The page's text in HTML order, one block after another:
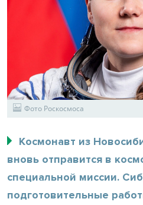
Фото Роскосмоса
Космонавт из
вновь отправится в
специальной миссии.
подготовительные